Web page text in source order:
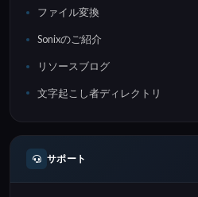
ファイル変換
Sonixのご紹介
リソースブログ
文字起こし者ディレクトリ
サポート